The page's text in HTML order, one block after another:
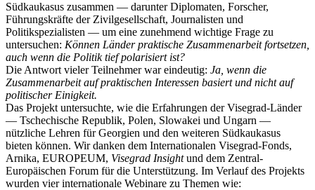
Südkaukasus zusammen — darunter Diplomaten, Forscher,
Führungskräfte der Zivilgesellschaft, Journalisten und
Politikspezialisten — um eine zunehmend wichtige Frage zu
untersuchen: Können Länder praktische Zusammenarbeit fortsetzen,
auch wenn die Politik tief polarisiert ist?
Die Antwort vieler Teilnehmer war eindeutig: Ja, wenn die
Zusammenarbeit auf praktischen Interessen basiert und nicht auf
politischer Einigkeit.
Das Projekt untersuchte, wie die Erfahrungen der Visegrad-Länder
— Tschechische Republik, Polen, Slowakei und Ungarn —
nützliche Lehren für Georgien und den weiteren Südkaukasus
bieten können. Wir danken dem Internationalen Visegrad-Fonds,
Arnika, EUROPEUM, Visegrad Insightund dem Zentral-
Europäischen Forum für die Unterstützung. Im Verlauf des Projekts
wurden vier internationale Webinare zu Themen wie: